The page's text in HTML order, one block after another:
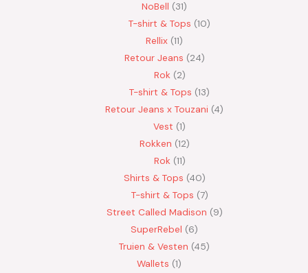
NoBell
31
T-shirt & Tops 10
Rellix 11
Retour Jeans 24
Rok 2
T-shirt & Tops 13
Retour Jeans x Touzani 4
Vest 1
Rokken 12
Rok 11
Shirts & Tops 40
T-shirt & Tops 7
Street Called Madison 9
SuperRebel
6
Truien & Vesten 45
Wallets 1